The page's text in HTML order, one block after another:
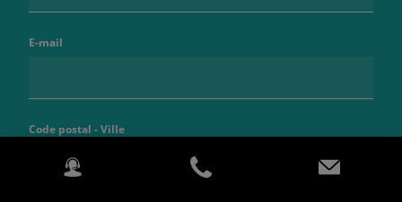
E-mail
Code postal - Ville